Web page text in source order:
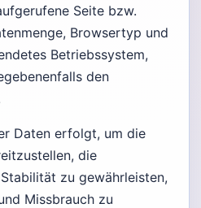
Seite bzw.
Browsertyp und
Betriebssystem,
den
Daten erfolgt, um die
die
zu gewährleisten,
Missbrauch zu